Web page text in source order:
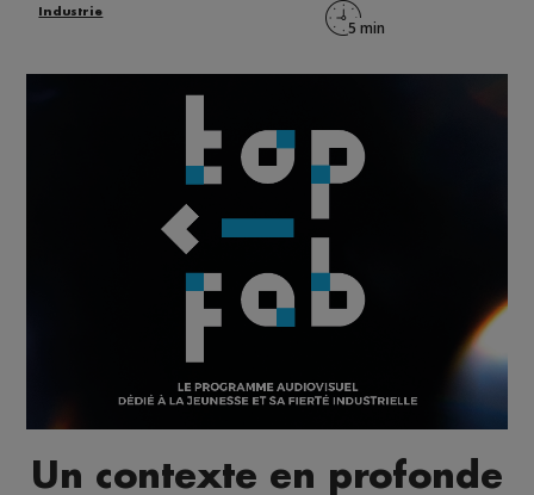
Industrie
Un contexte en profonde